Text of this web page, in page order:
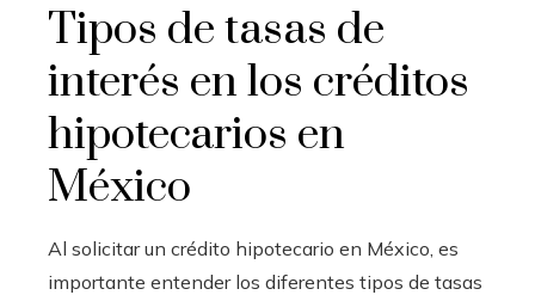
Tipos de tasas de
interés en los créditos
hipotecarios en
México
Al solicitar un crédito hipotecario en México, es
importante entender los diferentes tipos de tasas